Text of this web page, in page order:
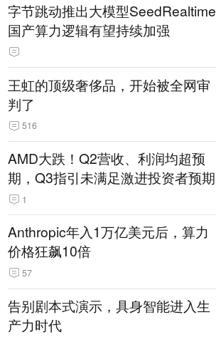
字节跳动推出大模型SeedRealtime
国产算力逻辑有望持续加强
王虹的顶级奢侈品，开始被全网审
判了
516
AMD大跌！Q2营收、利润均超预
期，Q3指引未满足激进投资者预期
1
Anthropic年入1万亿美元后，算力
价格狂飙10倍
57
告别剧本式演示，具身智能进入生
产力时代